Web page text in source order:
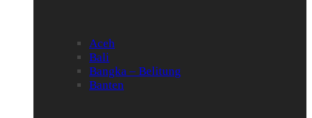
Aceh
Bali
Bangka – Belitung
Banten